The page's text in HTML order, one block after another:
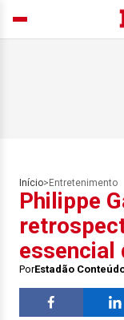
Início> Entretenimento
Philippe
essencial
PorEstadão